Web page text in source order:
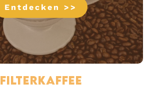
Entdecken >>
Filterkaffee